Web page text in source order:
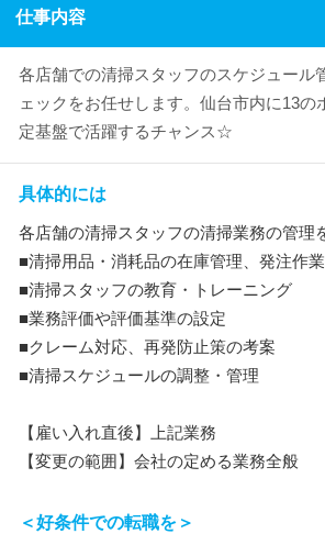
仕事内容
各店舗での清掃スタッフのスケジュール
ェックをお任せします。仙台市内に13の
定基盤で活躍するチャンス☆
具体的には
各店舗の清掃スタッフの清掃業務の管理
■清掃用品・消耗品の在庫管理、発注作業
■清掃スタッフの教育・トレーニング
■業務評価や評価基準の設定
■クレーム対応、再発防止策の考案
■清掃スケジュールの調整・管理
【雇い入れ直後】上記業務
【変更の範囲】会社の定める業務全般
＜好条件での転職を＞